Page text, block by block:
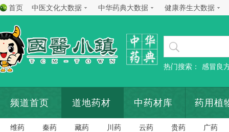
首页 中医文化大数据 中华药典大数据 健康养生大数据
热门搜索： 感冒良
频道首页 道地药材 中药材库 药用植
维药 秦药 藏药 川药 云药 贵药 广药